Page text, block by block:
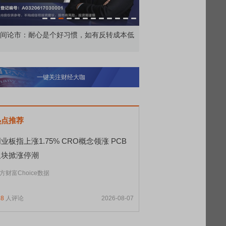
论市：耐心是个好习惯，如有反转成本低
一键关注财经大咖
推荐
板指上涨1.75% CRO概念领涨 PCB
掀涨停潮
财富Choice数据
人评论 2026-08-07